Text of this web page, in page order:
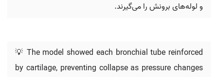
و لوله‌های برونش را می‌گیرند.
💡 The model showed each bronchial tube reinforced
by cartilage, preventing collapse as pressure changes